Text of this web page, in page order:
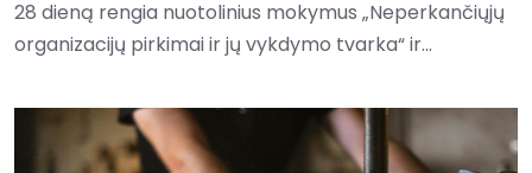
28 dieną rengia nuotolinius mokymus „Neperkančiųjų
organizacijų pirkimai ir jų vykdymo tvarka“ ir...